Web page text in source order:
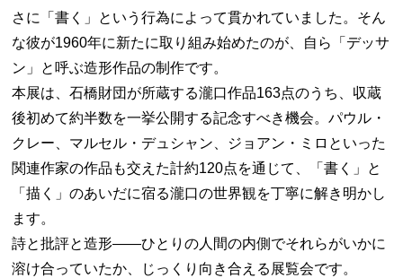
さに「書く」という行為によって貫かれていました。そん
な彼が1960年に新たに取り組み始めたのが、自ら「デッサ
ン」と呼ぶ造形作品の制作です。
本展は、石橋財団が所蔵する瀧口作品163点のうち、収蔵
後初めて約半数を一挙公開する記念すべき機会。パウル・
クレー、マルセル・デュシャン、ジョアン・ミロといった
関連作家の作品も交えた計約120点を通じて、「書く」と
「描く」のあいだに宿る瀧口の世界観を丁寧に解き明かし
ます。
詩と批評と造形——ひとりの人間の内側でそれらがいかに
溶け合っていたか、じっくり向き合える展覧会です。